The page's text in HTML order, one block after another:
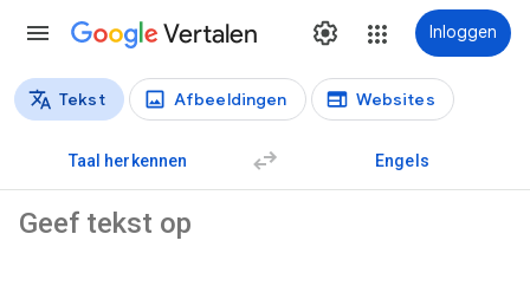
Vertalen Inloggen
Vertaaltypen
Tekst Afbeeldingen Websites
Taal herkennen Engels